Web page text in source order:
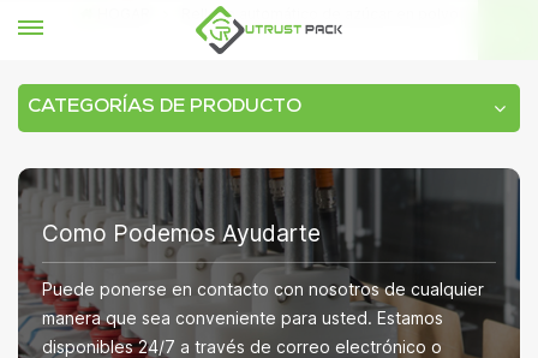
Relleno automático de azúcar en polvo
CATEGORÍAS DE PRODUCTO
Como Podemos Ayudarte
Puede ponerse en contacto con nosotros de cualquier
manera que sea conveniente para usted. Estamos
disponibles 24/7 a través de correo electrónico o